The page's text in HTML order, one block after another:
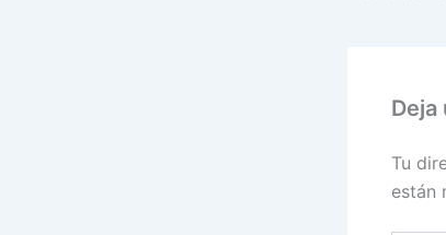
Deja
Tu
están